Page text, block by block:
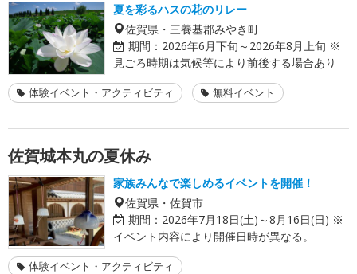
夏を彩るハスの花のリレー
佐賀県・三養基郡みやき町
期間： 2026年6月下旬～2026年8月上旬 ※
見ごろ時期は気候等により前後する場合あり
体験イベント・アクティビティ 無料イベント
佐賀城本丸の夏休み
家族みんなで楽しめるイベントを開催！
佐賀県・佐賀市
期間： 2026年7月18日(土)～8月16日(日) ※
イベント内容により開催日時が異なる。
体験イベント・アクティビティ